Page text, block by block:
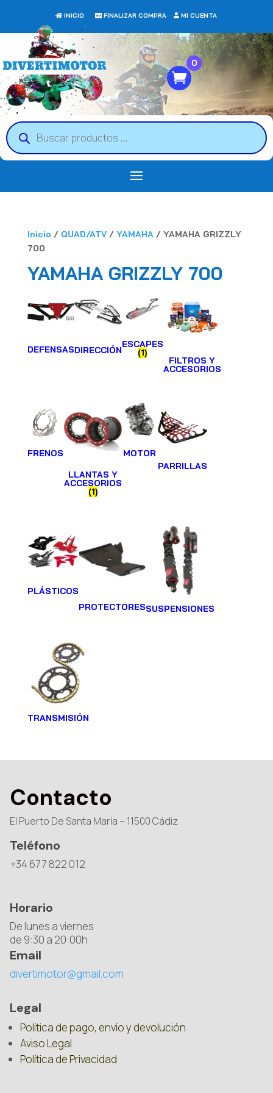
INICIO FINALIZAR COMPRA MI CUENTA
Búsqueda
de
productos
0
Inicio / QUAD/ATV/ YAMAHA/ YAMAHA GRIZZLY
700
YAMAHA GRIZZLY 700
DEFENSASDIRECCIÓN
ESCAPES
(1)
FILTROS Y
ACCESORIOS
FRENOS
LLANTAS Y
ACCESORIOS
(1)
MOTOR
PARRILLAS
PLÁSTICOS
PROTECTORESSUSPENSIONES
TRANSMISIÓN
Contacto
El Puerto De Santa María – 11500 Cádiz
Teléfono
+34 677 822 012
Horario
De lunes a viernes
de 9:30 a 20:00h
Email
divertimotor@gmail.com
Legal
Política de pago, envío y devolución
Aviso Legal
Política de Privacidad